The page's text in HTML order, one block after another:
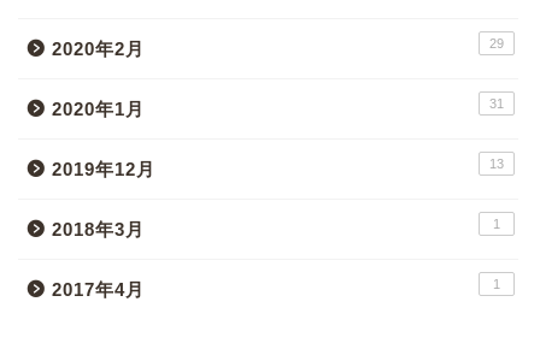
2020年2月 29
2020年1月 31
2019年12月 13
2018年3月 1
2017年4月 1